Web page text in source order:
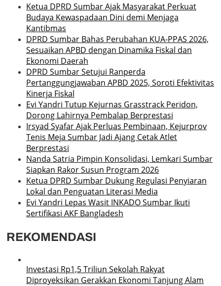
Ketua DPRD Sumbar Ajak Masyarakat Perkuat
Budaya Kewaspadaan Dini demi Menjaga
Kantibmas
DPRD Sumbar Bahas Perubahan KUA-PPAS 2026,
Sesuaikan APBD dengan Dinamika Fiskal dan
Ekonomi Daerah
DPRD Sumbar Setujui Ranperda
Pertanggungjawaban APBD 2025, Soroti Efektivitas
Kinerja Fiskal
Evi Yandri Tutup Kejurnas Grasstrack Peridon,
Dorong Lahirnya Pembalap Berprestasi
Irsyad Syafar Ajak Perluas Pembinaan, Kejurprov
Tenis Meja Sumbar Jadi Ajang Cetak Atlet
Berprestasi
Nanda Satria Pimpin Konsolidasi, Lemkari Sumbar
Siapkan Rakor Susun Program 2026
Ketua DPRD Sumbar Dukung Regulasi Penyiaran
Lokal dan Penguatan Literasi Media
Evi Yandri Lepas Wasit INKADO Sumbar Ikuti
Sertifikasi AKF Bangladesh
REKOMENDASI
Investasi Rp1,5 Triliun Sekolah Rakyat
Diproyeksikan Gerakkan Ekonomi Tanjung Alam